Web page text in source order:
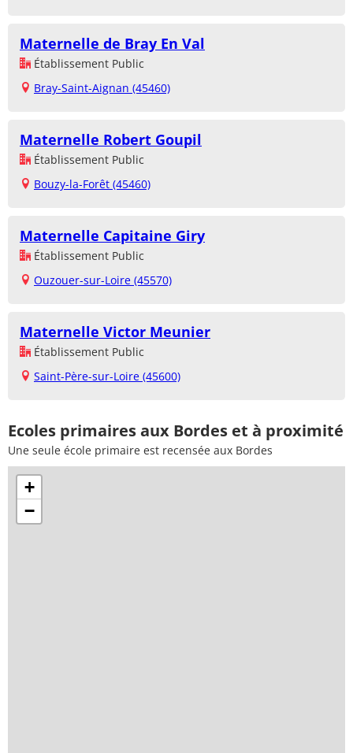
Maternelle de Bray En Val
Établissement Public
Bray-Saint-Aignan (45460)
Maternelle Robert Goupil
Établissement Public
Bouzy-la-Forêt (45460)
Maternelle Capitaine Giry
Établissement Public
Ouzouer-sur-Loire (45570)
Maternelle Victor Meunier
Établissement Public
Saint-Père-sur-Loire (45600)
Ecoles primaires aux Bordes et à proximité
Une seule école primaire est recensée aux Bordes
+
−